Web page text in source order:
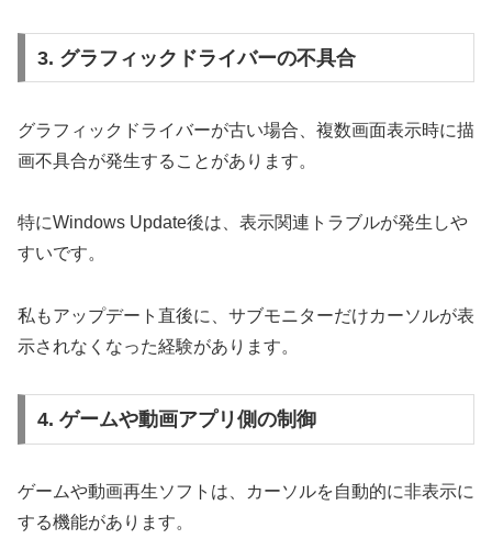
3. グラフィックドライバーの不具合
グラフィックドライバーが古い場合、複数画面表示時に描
画不具合が発生することがあります。
特にWindows Update後は、表示関連トラブルが発生しや
すいです。
私もアップデート直後に、サブモニターだけカーソルが表
示されなくなった経験があります。
4. ゲームや動画アプリ側の制御
ゲームや動画再生ソフトは、カーソルを自動的に非表示に
する機能があります。